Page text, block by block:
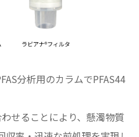
分析用のカラムでPFAS44
せることにより、懸濁物質